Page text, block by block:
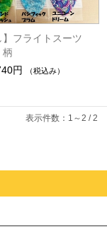
】フライトスーツ
円
（税込み）
表示件数：1～2 / 2